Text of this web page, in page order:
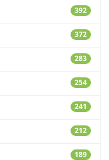
392
372
283
254
241
212
189